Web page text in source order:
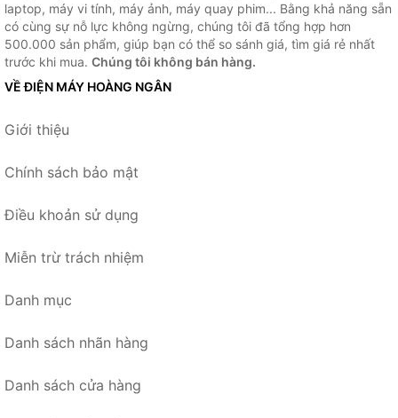
laptop, máy vi tính, máy ảnh, máy quay phim... Bằng khả năng sẵn
có cùng sự nỗ lực không ngừng, chúng tôi đã tổng hợp hơn
500.000 sản phẩm, giúp bạn có thể so sánh giá, tìm giá rẻ nhất
trước khi mua. Chúng tôi không bán hàng.
VỀ ĐIỆN MÁY HOÀNG NGÂN
Giới thiệu
Chính sách bảo mật
Điều khoản sử dụng
Miễn trừ trách nhiệm
Danh mục
Danh sách nhãn hàng
Danh sách cửa hàng